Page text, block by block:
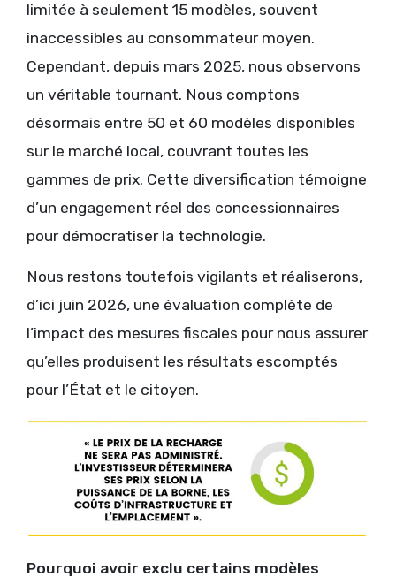
limitée à seulement 15 modèles, souvent
inaccessibles au consommateur moyen.
Cependant, depuis mars 2025, nous observons
un véritable tournant. Nous comptons
désormais entre 50 et 60 modèles disponibles
sur le marché local, couvrant toutes les
gammes de prix. Cette diversification témoigne
d’un engagement réel des concessionnaires
pour démocratiser la technologie.
Nous restons toutefois vigilants et réaliserons,
d’ici juin 2026, une évaluation complète de
l’impact des mesures fiscales pour nous assurer
qu’elles produisent les résultats escomptés
pour l’État et le citoyen.
Pourquoi avoir exclu certains modèles